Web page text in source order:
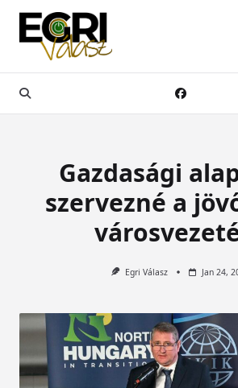
Skip
content
Gazdasági
szervezné a
Egri Válasz Jan 24,